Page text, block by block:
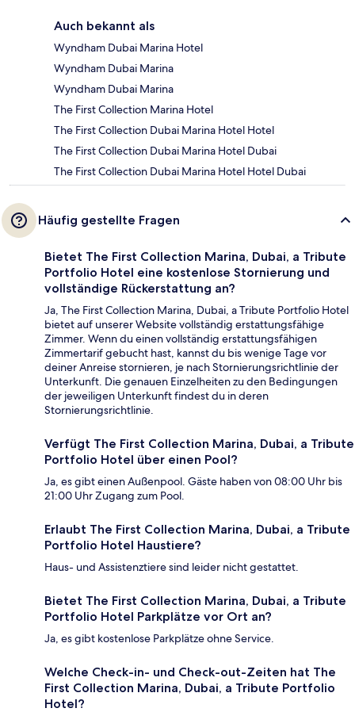
Auch bekannt als
Wyndham Dubai Marina Hotel
Wyndham Dubai Marina
Wyndham Dubai Marina
The First Collection Marina Hotel
The First Collection Dubai Marina Hotel Hotel
The First Collection Dubai Marina Hotel Dubai
The First Collection Dubai Marina Hotel Hotel Dubai
Häufig gestellte Fragen
Bietet The First Collection Marina, Dubai, a Tribute
Portfolio Hotel eine kostenlose Stornierung und
vollständige Rückerstattung an?
Ja, The First Collection Marina, Dubai, a Tribute Portfolio Hotel
bietet auf unserer Website vollständig erstattungsfähige
Zimmer. Wenn du einen vollständig erstattungsfähigen
Zimmertarif gebucht hast, kannst du bis wenige Tage vor
deiner Anreise stornieren, je nach Stornierungsrichtlinie der
Unterkunft. Die genauen Einzelheiten zu den Bedingungen
der jeweiligen Unterkunft findest du in deren
Stornierungsrichtlinie.
Verfügt The First Collection Marina, Dubai, a Tribute
Portfolio Hotel über einen Pool?
Ja, es gibt einen Außenpool. Gäste haben von 08:00 Uhr bis
21:00 Uhr Zugang zum Pool.
Erlaubt The First Collection Marina, Dubai, a Tribute
Portfolio Hotel Haustiere?
Haus- und Assistenztiere sind leider nicht gestattet.
Bietet The First Collection Marina, Dubai, a Tribute
Portfolio Hotel Parkplätze vor Ort an?
Ja, es gibt kostenlose Parkplätze ohne Service.
Welche Check-in- und Check-out-Zeiten hat The
First Collection Marina, Dubai, a Tribute Portfolio
Hotel?